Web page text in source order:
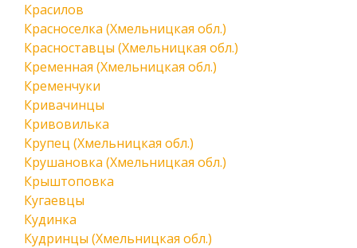
Красилов
Красноселка (Хмельницкая обл.)
Красноставцы (Хмельницкая обл.)
Кременная (Хмельницкая обл.)
Кременчуки
Кривачинцы
Кривовилька
Крупец (Хмельницкая обл.)
Крушановка (Хмельницкая обл.)
Крыштоповка
Кугаевцы
Кудинка
Кудринцы (Хмельницкая обл.)